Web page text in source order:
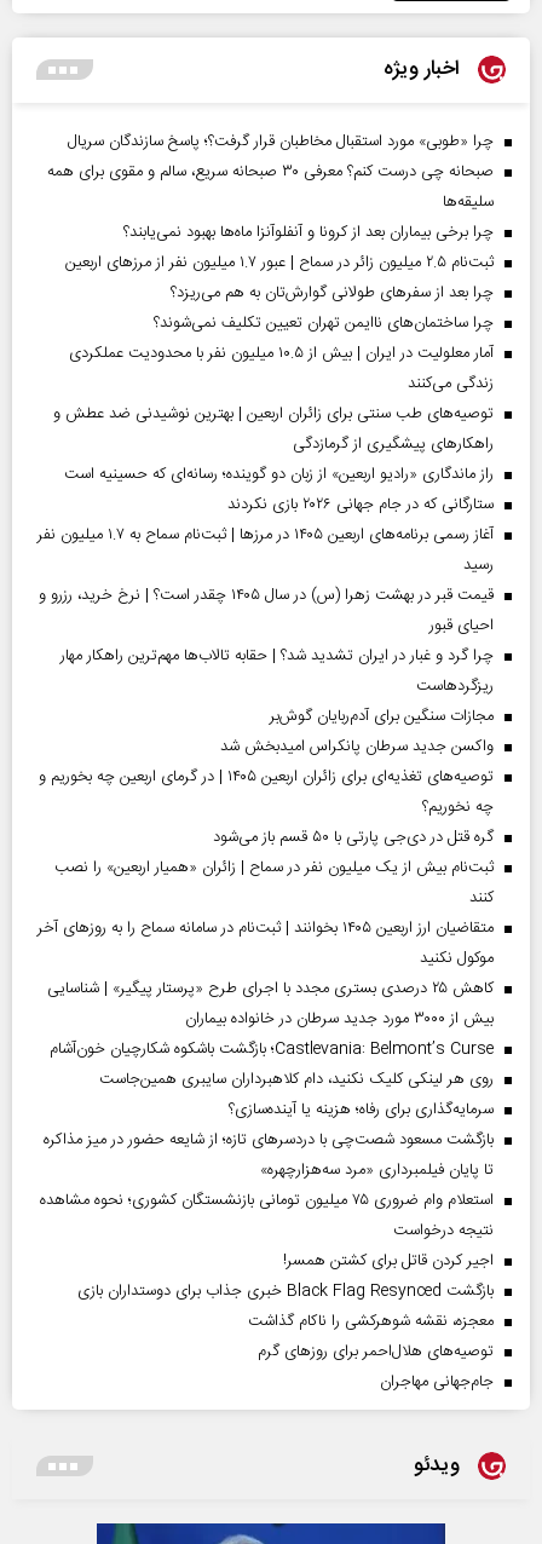
اخبار ویژه
چرا «طوبی» مورد استقبال مخاطبان قرار گرفت؟؛ پاسخ سازندگان سریال
صبحانه چی درست کنم؟ معرفی ۳۰ صبحانه سریع، سالم و مقوی برای همه
سلیقه‌ها
چرا برخی بیماران بعد از کرونا و آنفلوآنزا ماه‌ها بهبود نمی‌یابند؟
ثبت‌نام ۲.۵ میلیون زائر در سماح | عبور ۱.۷ میلیون نفر از مرز‌های اربعین
چرا بعد از سفرهای طولانی گوارش‌تان به هم می‌ریزد؟
چرا ساختمان‌های ناایمن تهران تعیین تکلیف نمی‌شوند؟
آمار معلولیت در ایران | بیش از ۱۰.۵ میلیون نفر با محدودیت عملکردی
زندگی می‌کنند
توصیه‌های طب سنتی برای زائران اربعین | بهترین نوشیدنی ضد عطش و
راهکارهای پیشگیری از گرمازدگی
راز ماندگاری «رادیو اربعین» از زبان دو گوینده؛ رسانه‌ای که حسینیه است
ستارگانی که در جام جهانی ۲۰۲۶ بازی نکردند
آغاز رسمی برنامه‌های اربعین ۱۴۰۵ در مرز‌ها | ثبت‌نام سماح به ۱.۷ میلیون نفر
رسید
قیمت قبر در بهشت زهرا (س) در سال ۱۴۰۵ چقدر است؟ | نرخ خرید، رزرو و
احیای قبور
چرا گرد و غبار در ایران تشدید شد؟ | حقابه تالاب‌ها مهم‌ترین راهکار مهار
ریزگردهاست
مجازات سنگین برای آدم‌ربایان گوش‌بر
واکسن جدید سرطان پانکراس امیدبخش شد
توصیه‌های تغذیه‌ای برای زائران اربعین ۱۴۰۵ | در گرمای اربعین چه بخوریم و
چه نخوریم؟
گره قتل در دی‌جی پارتی با ۵۰ قسم باز می‌شود
ثبت‌نام بیش از یک میلیون نفر در سماح | زائران «همیار اربعین» را نصب
کنند
متقاضیان ارز اربعین ۱۴۰۵ بخوانند | ثبت‌نام در سامانه سماح را به روز‌های آخر
موکول نکنید
کاهش ۲۵ درصدی بستری مجدد با اجرای طرح «پرستار پیگیر» | شناسایی
بیش از ۳۰۰۰ مورد جدید سرطان در خانواده بیماران
Castlevania: Belmont’s Curse؛ بازگشت باشکوه شکارچیان خون‌آشام
روی هر لینکی کلیک نکنید، دام کلاهبرداران سایبری همین‌جاست
سرمایه‌گذاری برای رفاه؛ هزینه یا آینده‌سازی؟
بازگشت مسعود شصت‌چی با دردسر‌های تازه؛ از شایعه حضور در میز مذاکره
تا پایان فیلمبرداری «مرد سه‌هزارچهره»
استعلام وام ضروری ۷۵ میلیون تومانی بازنشستگان کشوری؛ نحوه مشاهده
نتیجه درخواست
اجیر کردن قاتل برای کشتن همسر!
بازگشت Black Flag Resynced خبری جذاب برای دوستداران بازی
معجزه، نقشه شوهرکشی را ناکام گذاشت
توصیه‌های هلال‌احمر برای روز‌های گرم
جام‌جهانی مهاجران
ویدئو